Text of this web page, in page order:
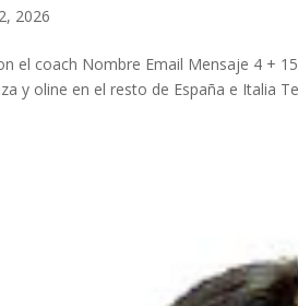
2026
el coach Nombre Email Mensaje 4 +
y oline en el resto de España e Italia